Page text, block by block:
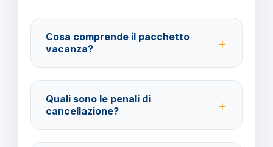
Cosa comprende il pacchetto
vacanza?
trasferimenti, soggiorno con trattamento Mezza
Pensione e assistenza BarbaViaggi.
Quali sono le penali di
cancellazione?